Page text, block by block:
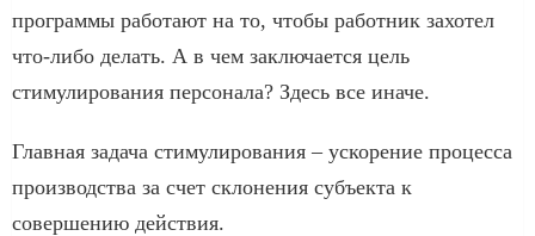
программы работают на то, чтобы работник захотел
что-либо делать. А в чем заключается цель
стимулирования персонала? Здесь все иначе.
Главная задача стимулирования – ускорение процесса
производства за счет склонения субъекта к
совершению действия.